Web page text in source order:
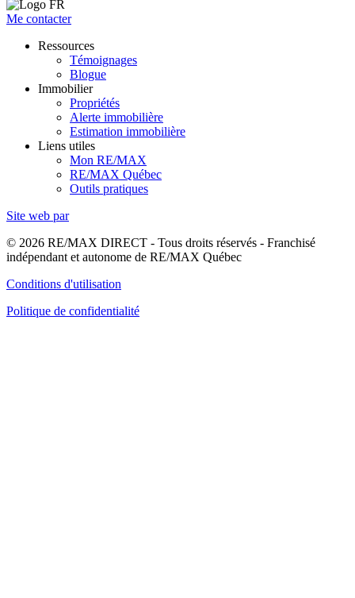
Me contacter
Ressources
Témoignages
Blogue
Immobilier
Propriétés
Alerte immobilière
Estimation immobilière
Liens utiles
Mon RE/MAX
RE/MAX Québec
Outils pratiques
Site web par
© 2026 RE/MAX DIRECT - Tous droits réservés - Franchisé
indépendant et autonome de RE/MAX Québec
Conditions d'utilisation
Politique de confidentialité